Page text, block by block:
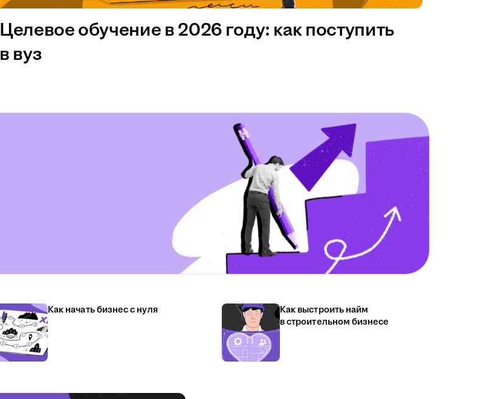
Целевое обучение в 2026 году: как поступить
в вуз
Как начать бизнес с нуля
Как выстроить найм
в строительном бизнесе